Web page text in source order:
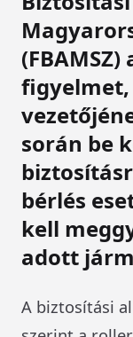
során be
bérlés
kell
adott
A biztosítási